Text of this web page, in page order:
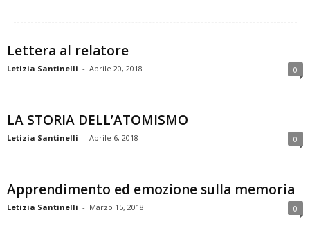
Lettera al relatore
Letizia Santinelli - Aprile 20, 2018 0
LA STORIA DELL’ATOMISMO
Letizia Santinelli - Aprile 6, 2018 0
Apprendimento ed emozione sulla memoria
Letizia Santinelli - Marzo 15, 2018 0